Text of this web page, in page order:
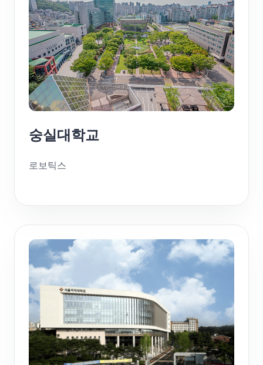
숭실대학교
로보틱스